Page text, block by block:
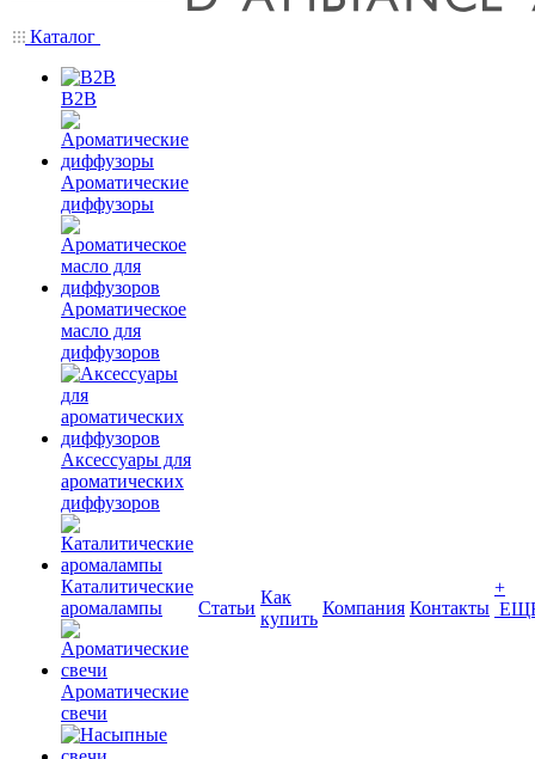
Каталог
B2B
Ароматические
диффузоры
Ароматическое
масло для
диффузоров
Аксессуары для
ароматических
диффузоров
Каталитические
аромалампы
Ароматические
свечи
Статьи
Как
купить
Компания Контакты
+